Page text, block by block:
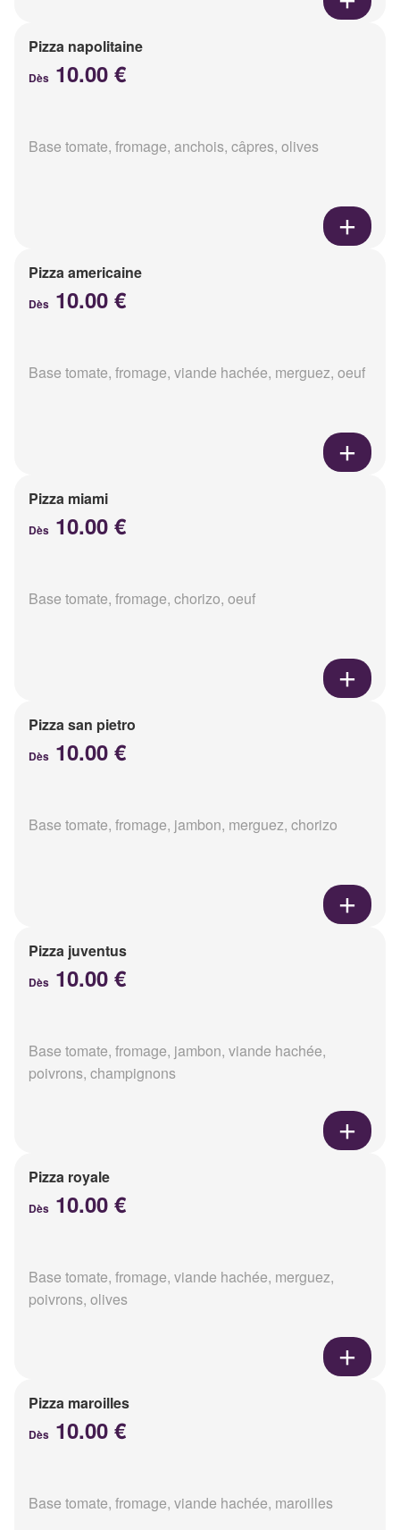
Pizza napolitaine
Dès 10.00 €
Base tomate, fromage, anchois, câpres, olives
Pizza americaine
Dès 10.00 €
Base tomate, fromage, viande hachée, merguez, oeuf
Pizza miami
Dès 10.00 €
Base tomate, fromage, chorizo, oeuf
Pizza san pietro
Dès 10.00 €
Base tomate, fromage, jambon, merguez, chorizo
Pizza juventus
Dès 10.00 €
Base tomate, fromage, jambon, viande hachée,
poivrons, champignons
Pizza royale
Dès 10.00 €
Base tomate, fromage, viande hachée, merguez,
poivrons, olives
Pizza maroilles
Dès 10.00 €
Base tomate, fromage, viande hachée, maroilles